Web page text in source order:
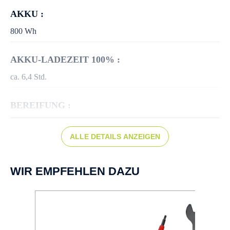
AKKU :
800 Wh
AKKU-LADEZEIT 100% :
ca. 6,4 Std.
BEREIFUNG :
Scheibenbremse hydr.
ALLE DETAILS ANZEIGEN
WIR EMPFEHLEN DAZU